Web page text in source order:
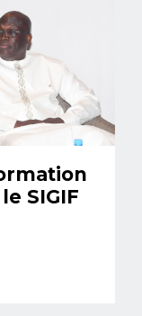
SIGIF